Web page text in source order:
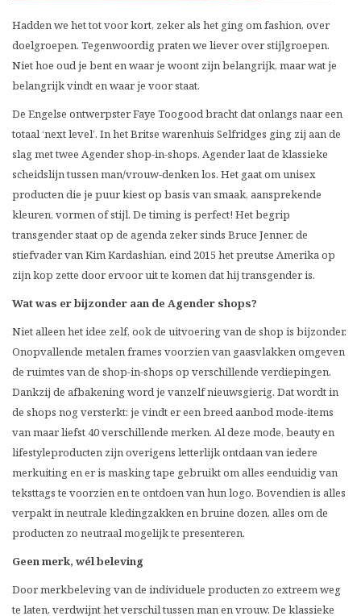
Hadden we het tot voor kort, zeker als het ging om fashion, over
doelgroepen. Tegenwoordig praten we liever over stijlgroepen.
Niet hoe oud je bent en waar je woont zijn belangrijk, maar wat je
belangrijk vindt en waar je voor staat.
De Engelse ontwerpster Faye Toogood bracht dat onlangs naar een
totaal ‘next level’. In het Britse warenhuis Selfridges ging zij aan de
slag met twee Agender shop-in-shops. Agender laat de klassieke
scheidslijn tussen man/vrouw-denken los. Het gaat om unisex
producten die je puur kiest op basis van smaak, aansprekende
kleuren, vormen of stijl. De timing is perfect! Het begrip
transgender staat op de agenda zeker sinds Bruce Jenner, de
stiefvader van Kim Kardashian, eind 2015 het preutse Amerika op
zijn kop zette door ervoor uit te komen dat hij transgender is.
Wat was er bijzonder aan de Agender shops?
Niet alleen het idee zelf, ook de uitvoering van de shop is bijzonder.
Onopvallende metalen frames voorzien van gaasvlakken omgeven
de ruimtes van de shop-in-shops op verschillende verdiepingen.
Dankzij de afbakening word je vanzelf nieuwsgierig. Dat wordt in
de shops nog versterkt: je vindt er een breed aanbod mode-items
van maar liefst 40 verschillende merken. Al deze mode, beauty en
lifestyleproducten zijn overigens letterlijk ontdaan van iedere
merkuiting en er is masking tape gebruikt om alles eenduidig van
teksttags te voorzien en te ontdoen van hun logo. Bovendien is alles
verpakt in neutrale kledingzakken en bruine dozen, alles om de
producten zo neutraal mogelijk te presenteren.
Geen merk, wél beleving
Door merkbeleving van de individuele producten zo extreem weg
te laten, verdwijnt het verschil tussen man en vrouw. De klassieke